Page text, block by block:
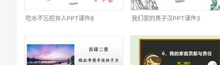
吃水不忘挖井人PPT课件8 我们家的男子汉PPT课件3